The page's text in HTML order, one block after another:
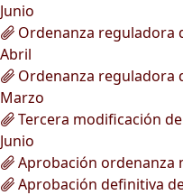
Junio
Ordenanza reguladora
Abril
Ordenanza reguladora
Marzo
Tercera modificación
Junio
Aprobación ordenanza
Aprobación definitiva